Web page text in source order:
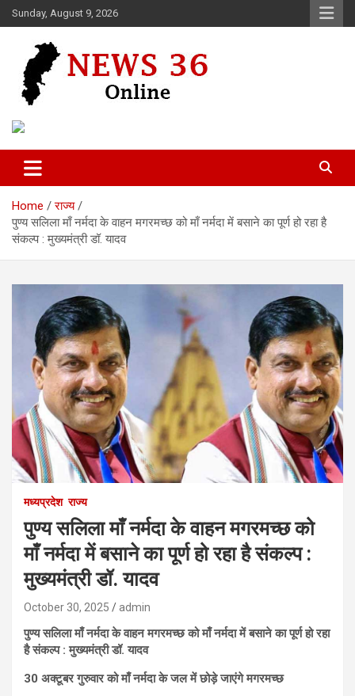
Skip
to
Sunday, August 9, 2026
News 36
Home
राज्य
पुण्य सलिला माँ नर्मदा के वाहन मगरमच्छ को माँ नर्मदा में बसाने का पूर्ण हो रहा है
संकल्प : मुख्यमंत्री डॉ. यादव
मध्यप्रदेश राज्य
पुण्य सलिला माँ नर्मदा के वाहन मगरमच्छ को
माँ नर्मदा में बसाने का पूर्ण हो रहा है संकल्प :
मुख्यमंत्री डॉ. यादव
October 30, 2025 admin
पुण्य सलिला माँ नर्मदा के वाहन मगरमच्छ को माँ नर्मदा में बसाने का पूर्ण हो रहा
है संकल्प : मुख्यमंत्री डॉ. यादव
30 अक्टूबर गुरुवार को माँ नर्मदा के जल में छोड़े जाएंगे मगरमच्छ